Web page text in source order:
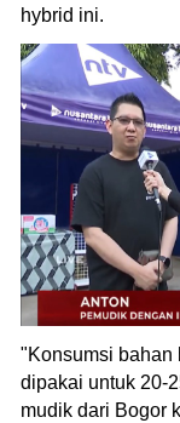
hybrid ini.
"Konsumsi bahan
dipakai untuk 20-
mudik dari Bogor